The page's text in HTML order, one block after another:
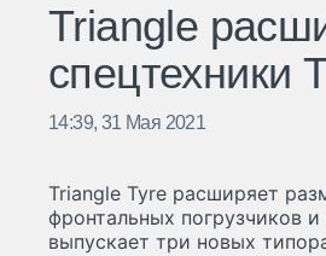
Triangle
спецтехники
14:39, 31 Мая 2021
Triangle Tyre расширяет
фронтальных погрузчиков
выпускает три новых